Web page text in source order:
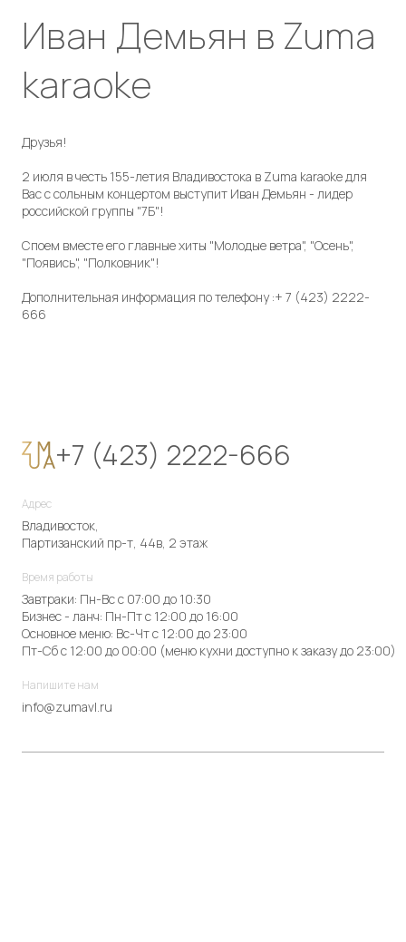
Иван Демьян в Zuma
karaoke
Друзья!
2 июля в честь 155-летия Владивостока в Zuma karaoke для
Вас с сольным концертом выступит Иван Демьян - лидер
российской группы "7Б"!
Споем вместе его главные хиты "Молодые ветра", "Осень",
"Появись", "Полковник"!
Дополнительная информация по телефону :+ 7 (423) 2222-
666
+7 (423) 2222-666
Адрес
Владивосток,
Партизанский пр-т, 44в, 2 этаж
Время работы
Завтраки: Пн-Вс с 07:00 до 10:30
Бизнес - ланч: Пн-Пт с 12:00 до 16:00
Основное меню: Вс-Чт с 12:00 до 23:00
Пт-Сб с 12:00 до 00:00 (меню кухни доступно к заказу до 23:00)
Напишите нам
info@zumavl.ru